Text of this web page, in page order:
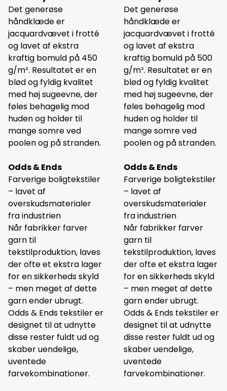
Det generøse
håndklæde er
jacquardvævet i frotté
og lavet af ekstra
kraftig bomuld på 450
g/m². Resultatet er en
blød og fyldig kvalitet
med høj sugeevne, der
føles behagelig mod
huden og holder til
mange somre ved
poolen og på stranden.
Odds & Ends
Farverige boligtekstiler
– lavet af
overskudsmaterialer
fra industrien
Når fabrikker farver
garn til
tekstilproduktion, laves
der ofte et ekstra lager
for en sikkerheds skyld
– men meget af dette
garn ender ubrugt.
Odds & Ends tekstiler er
designet til at udnytte
disse rester fuldt ud og
skaber uendelige,
uventede
farvekombinationer.
Det generøse
håndklæde er
jacquardvævet i frotté
og lavet af ekstra
kraftig bomuld på 500
g/m². Resultatet er en
blød og fyldig kvalitet
med høj sugeevne, der
føles behagelig mod
huden og holder til
mange somre ved
poolen og på stranden.
Odds & Ends
Farverige boligtekstiler
– lavet af
overskudsmaterialer
fra industrien
Når fabrikker farver
garn til
tekstilproduktion, laves
der ofte et ekstra lager
for en sikkerheds skyld
– men meget af dette
garn ender ubrugt.
Odds & Ends tekstiler er
designet til at udnytte
disse rester fuldt ud og
skaber uendelige,
uventede
farvekombinationer.